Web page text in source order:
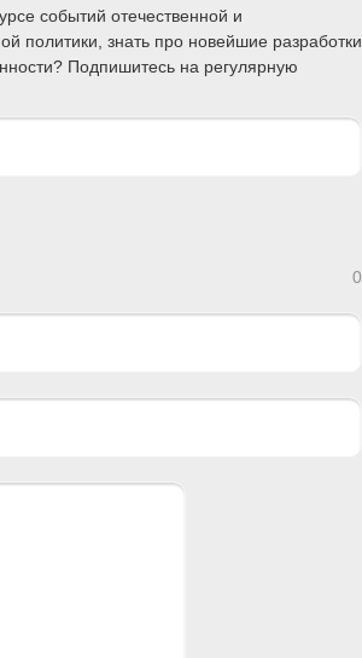
событий отечественной и
политики, знать про новейшие разработки
Подпишитесь на регулярную
0